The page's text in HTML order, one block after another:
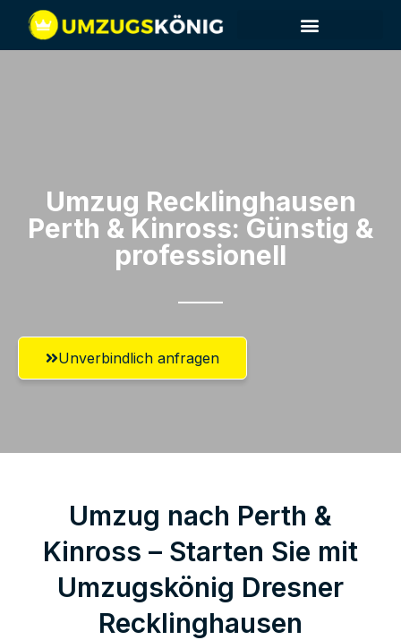
Umzug Recklinghausen​
Perth & Kinross: Günstig &
professionell​
Unverbindlich anfragen
Umzug nach Perth &
Kinross – Starten Sie mit
Umzugskönig Dresner
Recklinghausen